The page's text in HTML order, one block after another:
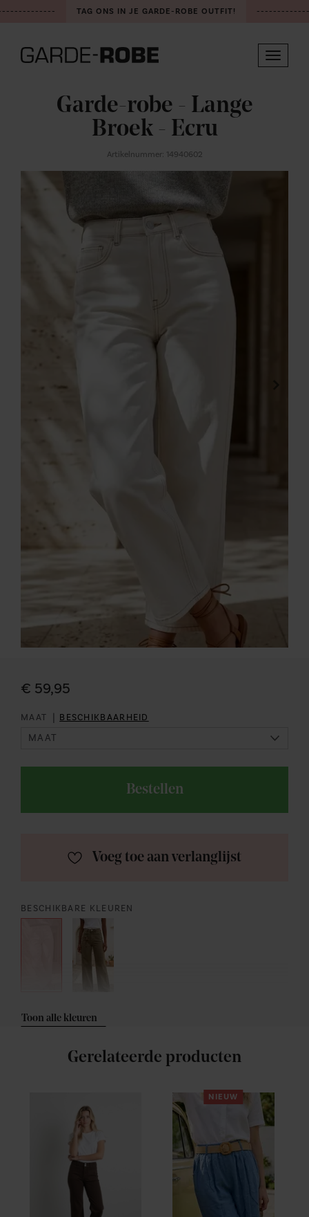
TAG ONS IN JE GARDE-ROBE OUTFIT!
Toggle
Garde-robe - Lange
Broek - Ecru
Artikelnummer: 14940602
€ 59,95
MAAT | BESCHIKBAARHEID
BESCHIKBARE KLEUREN
Toon alle kleuren
Bestellen
Voeg toe aan verlanglijst
Gerelateerde producten
NIEUW